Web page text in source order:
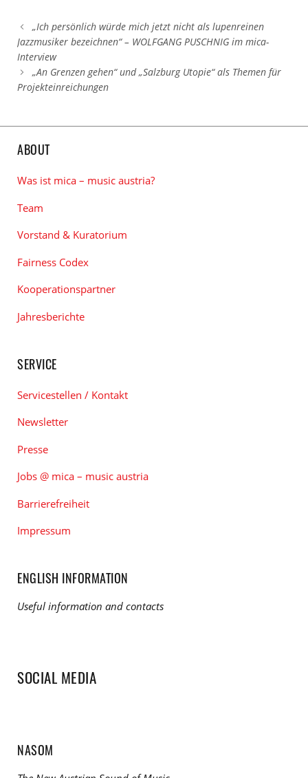
„Ich persönlich würde mich jetzt nicht als lupenreinen
Jazzmusiker bezeichnen“ – WOLFGANG PUSCHNIG im mica-
Interview
„An Grenzen gehen“ und „Salzburg Utopie“ als Themen für
Projekteinreichungen
ABOUT
Was ist mica – music austria?
Team
Vorstand & Kuratorium
Fairness Codex
Kooperationspartner
Jahresberichte
SERVICE
Servicestellen / Kontakt
Newsletter
Presse
Jobs @ mica – music austria
Barrierefreiheit
Impressum
ENGLISH INFORMATION
Useful information and contacts
SOCIAL MEDIA
NASOM